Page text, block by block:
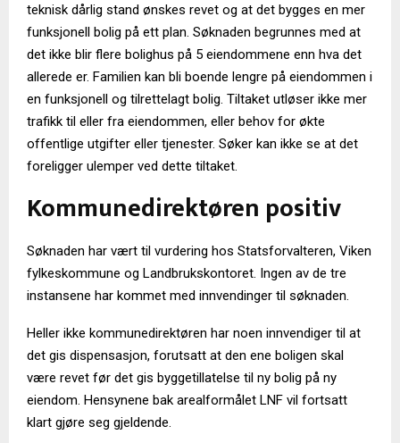
teknisk dårlig stand ønskes revet og at det bygges en mer
funksjonell bolig på ett plan. Søknaden begrunnes med at
det ikke blir flere bolighus på 5 eiendommene enn hva det
allerede er. Familien kan bli boende lengre på eiendommen i
en funksjonell og tilrettelagt bolig. Tiltaket utløser ikke mer
trafikk til eller fra eiendommen, eller behov for økte
offentlige utgifter eller tjenester. Søker kan ikke se at det
foreligger ulemper ved dette tiltaket.
Kommunedirektøren positiv
Søknaden har vært til vurdering hos Statsforvalteren, Viken
fylkeskommune og Landbrukskontoret. Ingen av de tre
instansene har kommet med innvendinger til søknaden.
Heller ikke kommunedirektøren har noen innvendiger til at
det gis dispensasjon, forutsatt at den ene boligen skal
være revet før det gis byggetillatelse til ny bolig på ny
eiendom. Hensynene bak arealformålet LNF vil fortsatt
klart gjøre seg gjeldende.